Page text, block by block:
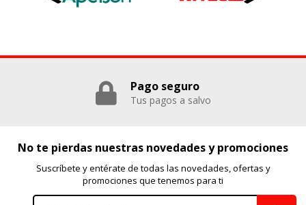
Pago seguro
Tus pagos a salvo
No te pierdas nuestras novedades y promociones
Suscríbete y entérate de todas las novedades, ofertas y
promociones que tenemos para ti